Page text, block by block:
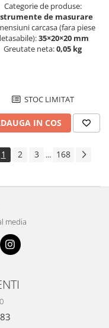
Categorie de produse:
de masurare
carcasa (fara piese
35×20×20 mm
Greutate neta:0,05 kg
STOC LIMITAT
IN COS
1 2 3 ... 168
media